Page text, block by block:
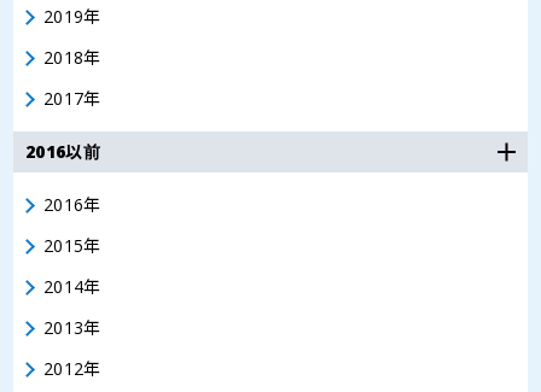
2019年
2018年
2017年
2016以前
2016年
2015年
2014年
2013年
2012年